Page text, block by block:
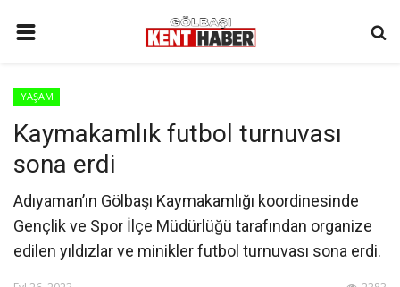
İLETIŞIM
3. SAYFA
GÜNDEM
YAŞAM
SAĞLIK
SİYASET
YAŞAM
Kaymakamlık futbol turnuvası
sona erdi
Adıyaman’ın Gölbaşı Kaymakamlığı koordinesinde
Gençlik ve Spor İlçe Müdürlüğü tarafından organize
edilen yıldızlar ve minikler futbol turnuvası sona erdi.